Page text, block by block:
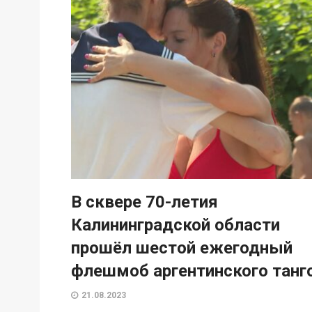
В сквере 70-летия
Калининградской области
прошёл шестой ежегодный
флешмоб аргентинского
21.08.2023